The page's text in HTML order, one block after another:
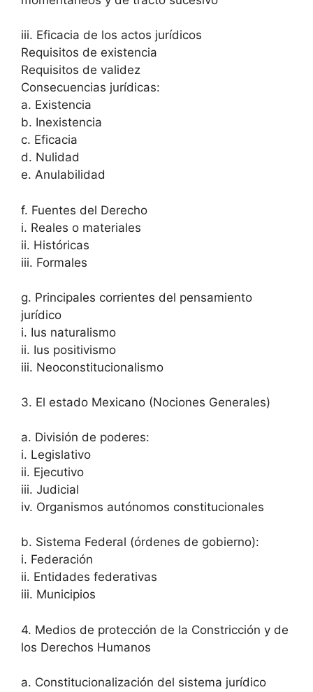
iii. Eficacia de los actos jurídicos
Requisitos de existencia
Requisitos de validez
Consecuencias jurídicas:
a. Existencia
b. Inexistencia
c. Eficacia
d. Nulidad
e. Anulabilidad
f. Fuentes del Derecho
i. Reales o materiales
ii. Históricas
iii. Formales
g. Principales corrientes del pensamiento
jurídico
i. Ius naturalismo
ii. Ius positivismo
iii. Neoconstitucionalismo
3. El estado Mexicano (Nociones Generales)
a. División de poderes:
i. Legislativo
ii. Ejecutivo
iii. Judicial
iv. Organismos autónomos constitucionales
b. Sistema Federal (órdenes de gobierno):
i. Federación
ii. Entidades federativas
iii. Municipios
4. Medios de protección de la Constricción y de
los Derechos Humanos
a. Constitucionalización del sistema jurídico